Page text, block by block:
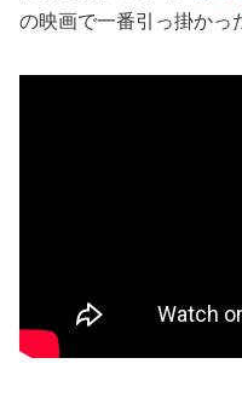
の映画で一番引っ掛かっ